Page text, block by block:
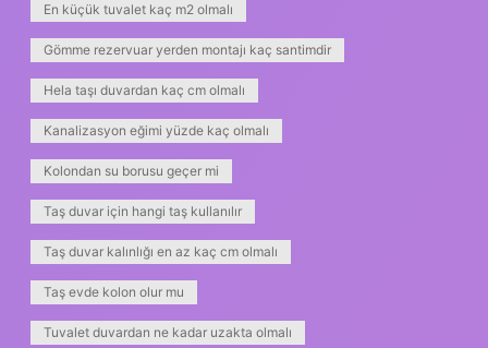
En küçük tuvalet kaç m2 olmalı
Gömme rezervuar yerden montajı kaç santimdir
Hela taşı duvardan kaç cm olmalı
Kanalizasyon eğimi yüzde kaç olmalı
Kolondan su borusu geçer mi
Taş duvar için hangi taş kullanılır
Taş duvar kalınlığı en az kaç cm olmalı
Taş evde kolon olur mu
Tuvalet duvardan ne kadar uzakta olmalı